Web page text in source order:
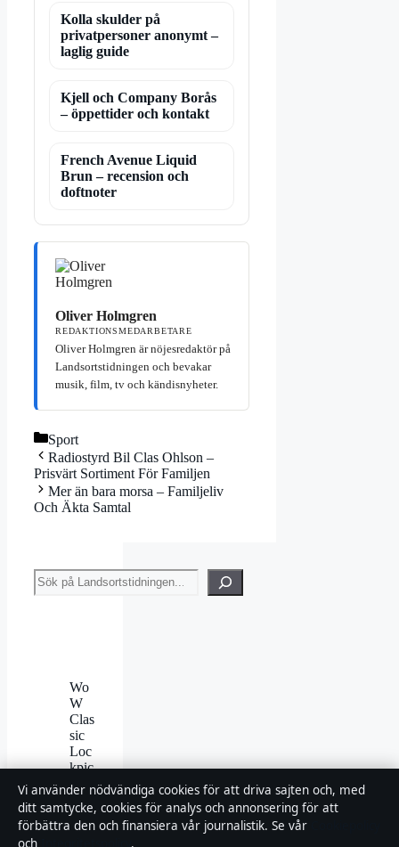
Kolla skulder på
privatpersoner anonymt –
laglig guide
Kjell och Company Borås
– öppettider och kontakt
French Avenue Liquid
Brun – recension och
doftnoter
Oliver Holmgren
REDAKTIONSMEDARBETARE
Oliver Holmgren är nöjesredaktör på
Landsortstidningen och bevakar
musik, film, tv och kändisnyheter.
Kategorier
Sport
Radiostyrd Bil Clas Ohlson –
Prisvärt Sortiment För Familjen
Mer än bara morsa – Familjeliv
Och Äkta Samtal
Sök
Wo
W
Clas
sic
Loc
kpic
king
Gui
de –
Trän
Vi använder nödvändiga cookies för att driva sajten och, med
ditt samtycke, cookies för analys och annonsering för att
förbättra den och finansiera vår journalistik. Se vår
och
.